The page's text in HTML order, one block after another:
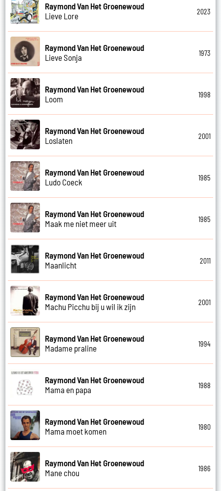
Raymond Van Het Groenewoud
Lieve Lore
2023
Raymond Van Het Groenewoud
Lieve Sonja
1973
Raymond Van Het Groenewoud
Loom
1998
Raymond Van Het Groenewoud
Loslaten
2001
Raymond Van Het Groenewoud
Ludo Coeck
1985
Raymond Van Het Groenewoud
Maak me niet meer uit
1985
Raymond Van Het Groenewoud
Maanlicht
2011
Raymond Van Het Groenewoud
Machu Picchu bij u wil ik zijn
2001
Raymond Van Het Groenewoud
Madame praline
1994
Raymond Van Het Groenewoud
Mama en papa
1988
Raymond Van Het Groenewoud
Mama moet komen
1980
Raymond Van Het Groenewoud
Mane chou
1986